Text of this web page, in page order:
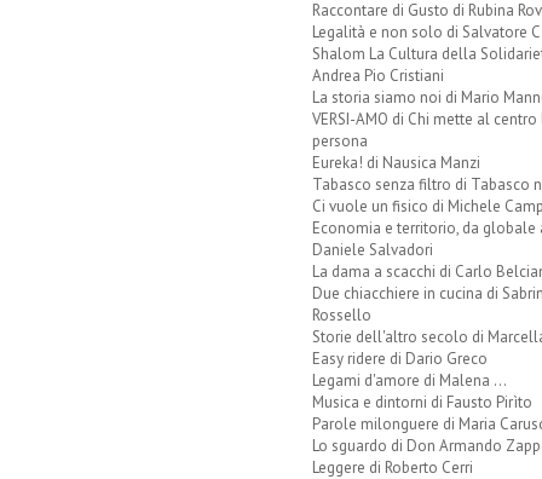
Raccontare di Gusto di Rubina
Legalità e non solo di Salvatore
Shalom La Cultura della
Andrea Pio Cristiani
La storia siamo noi di Mario
VERSI-AMO di Chi mette al centro
persona
Eureka! di Nausica Manzi
Tabasco senza filtro di Tabasco
Ci vuole un fisico di Michele
Economia e territorio, da globale
Daniele Salvadori
La dama a scacchi di Carlo
Due chiacchiere in cucina di
Rossello
Storie dell'altro secolo di
Easy ridere di Dario Greco
Legami d'amore di Malena ...
Musica e dintorni di Fausto Pirìto
Parole milonguere di Maria
Lo sguardo di Don Armando
Leggere di Roberto Cerri